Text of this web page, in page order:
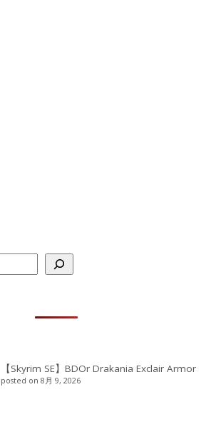
【Skyrim SE】BDOr Drakania Exclair Armor
posted on 8月 9, 2026